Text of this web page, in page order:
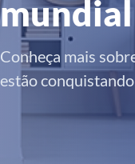
mundial
Conheça mais
estão